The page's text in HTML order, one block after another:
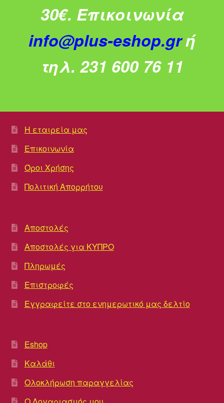
30€. Επικοινωνία
info@plus-eshop.grή
τηλ. 231 600 76 11
Η εταιρεία μας
Επικοινωνία
Όροι Χρήσης
Πολιτική Απορρήτου
Αποστολές
Αποστολές για ΚΥΠΡΟ
Πληρωμές
Επιστροφές
Εγγραφείτε στο ενημερωτικό μας δελτίο
Eshop
Καλάθι
Ολοκλήρωση παραγγελίας